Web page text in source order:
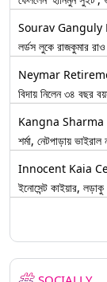
Sourav Ganguly
লর্ডস লুকে রাজকুমার রাও
Neymar
বিদায় নিলেন ৩৪ বছর
Kangna Sharma
শর্মা, নেটপাড়ায়
Innocent Kaia
ইনোসেন্ট কাইয়ার,